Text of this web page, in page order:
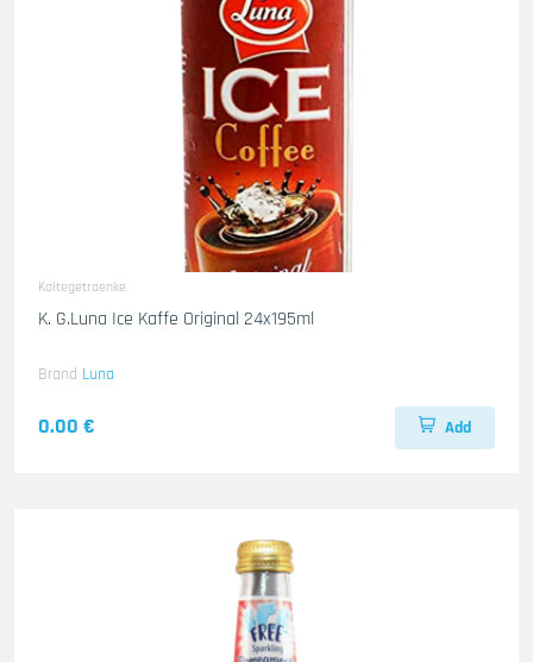
Kaltegetraenke
K. G.Luna Ice Kaffe Original 24x195ml
Brand Luna
0.00 € Add